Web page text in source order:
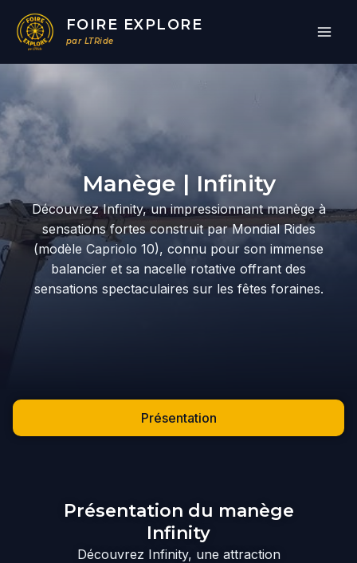
contenu
FOIRE EXPLORE
par LTRide
Manège | Infinity
Découvrez Infinity, un impressionnant manège à
sensations fortes construit par Mondial Rides
(modèle Capriolo 10), connu pour son immense
balancier et sa nacelle rotative offrant des
sensations spectaculaires sur les fêtes foraines.
Présentation
Présentation du manège
Infinity
Découvrez Infinity, une attraction